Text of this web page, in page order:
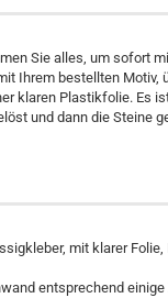
Sie alles, um sofort
Ihrem bestellten Motiv,
klaren Plastikfolie. Es
und dann die Steine
mit klarer
entsprechend